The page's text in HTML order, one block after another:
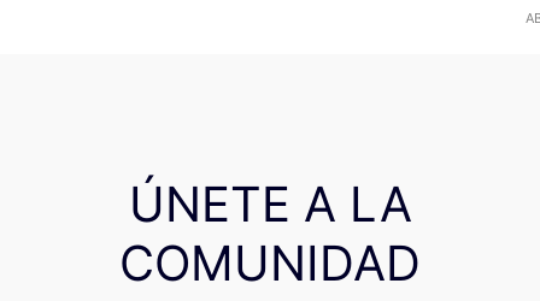
ÚNETE A LA
COMUNIDAD